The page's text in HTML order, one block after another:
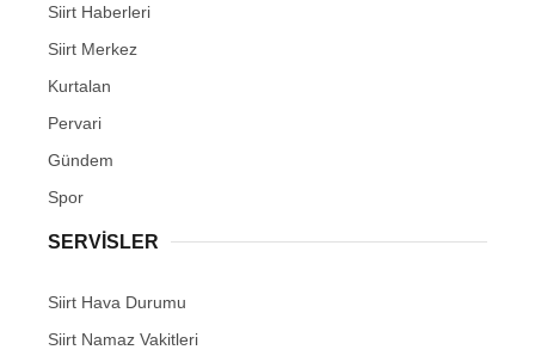
Siirt Haberleri
Siirt Merkez
Kurtalan
Pervari
Gündem
Spor
SERVİSLER
Siirt Hava Durumu
Siirt Namaz Vakitleri